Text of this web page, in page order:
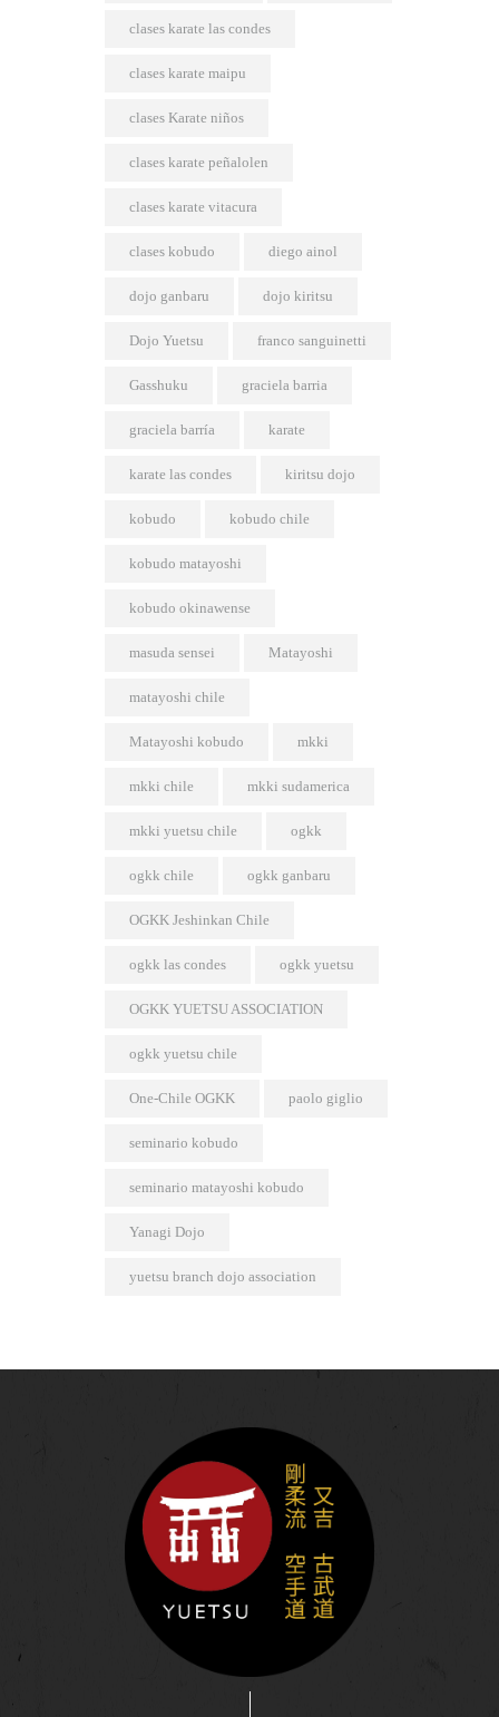
clases karate las condes
clases karate maipu
clases Karate niños
clases karate peñalolen
clases karate vitacura
clases kobudo diego ainol
dojo ganbaru dojo kiritsu
Dojo Yuetsu franco sanguinetti
Gasshuku graciela barria
graciela barría karate
karate las condes kiritsu dojo
kobudo kobudo chile
kobudo matayoshi
kobudo okinawense
masuda sensei Matayoshi
matayoshi chile
Matayoshi kobudo mkki
mkki chile mkki sudamerica
mkki yuetsu chile ogkk
ogkk chile ogkk ganbaru
OGKK Jeshinkan Chile
ogkk las condes ogkk yuetsu
OGKK YUETSU ASSOCIATION
ogkk yuetsu chile
One-Chile OGKK paolo giglio
seminario kobudo
seminario matayoshi kobudo
Yanagi Dojo
yuetsu branch dojo association